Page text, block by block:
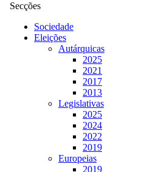
Secções
Sociedade
Eleições
Autárquicas
2025
2021
2017
2013
Legislativas
2025
2024
2022
2019
Europeias
2019